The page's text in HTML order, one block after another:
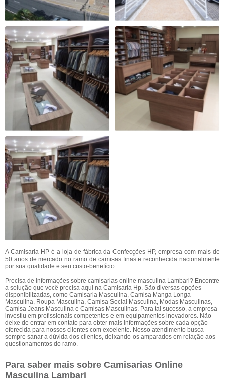
A Camisaria HP é a loja de fábrica da Confecções HP, empresa com mais de
50 anos de mercado no ramo de camisas finas e reconhecida nacionalmente
por sua qualidade e seu custo-benefício.
Precisa de informações sobre camisarias online masculina Lambari? Encontre
a solução que você precisa aqui na Camisaria Hp. São diversas opções
disponibilizadas, como Camisaria Masculina, Camisa Manga Longa
Masculina, Roupa Masculina, Camisa Social Masculina, Modas Masculinas,
Camisa Jeans Masculina e Camisas Masculinas. Para tal sucesso, a empresa
investiu em profissionais competentes e em equipamentos inovadores. Não
deixe de entrar em contato para obter mais informações sobre cada opção
oferecida para nossos clientes com excelente. Nosso atendimento busca
sempre sanar a dúvida dos clientes, deixando-os amparados em relação aos
questionamentos do ramo.
Para saber mais sobre Camisarias Online
Masculina Lambari